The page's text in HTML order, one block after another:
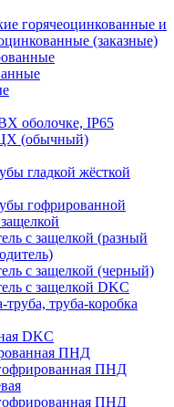
горячеоцинкованные и
(заказные)
оболочке, IP65
(обычный)
гладкой жёсткой
гофрированной
с защелкой (разный
с защелкой (черный)
с защелкой DKC
труба-коробка
DKC
ПНД
ПНД
ПНД